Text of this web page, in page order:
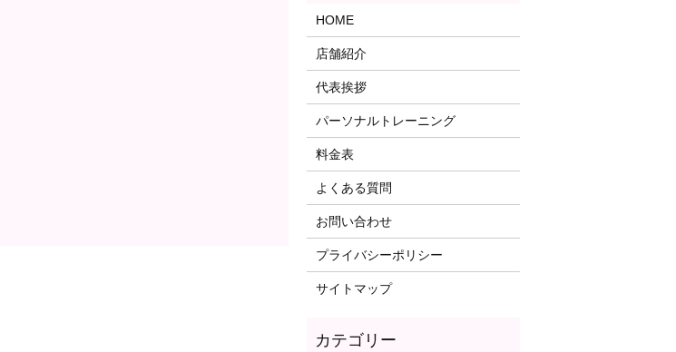
HOME
店舗紹介
代表挨拶
パーソナルトレーニング
料金表
よくある質問
お問い合わせ
プライバシーポリシー
サイトマップ